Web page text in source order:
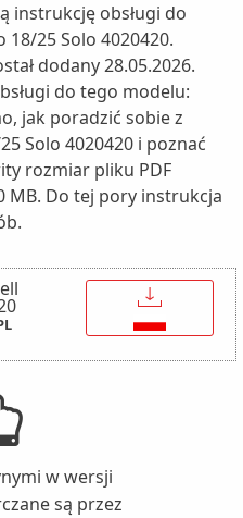
instrukcję obsługi do
25 Solo 4020420.
dodany 28.05.2026.
do tego modelu:
jak poradzić sobie z
Solo 4020420 i poznać
rozmiar pliku PDF
MB. Do tej pory instrukcja
↓
w wersji
są przez